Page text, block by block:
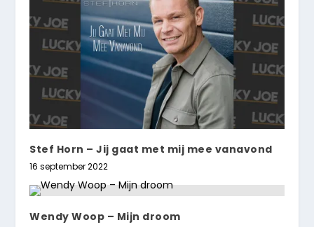
Stef Horn – Jij gaat met mij mee vanavond
16 september 2022
Wendy Woop – Mijn droom